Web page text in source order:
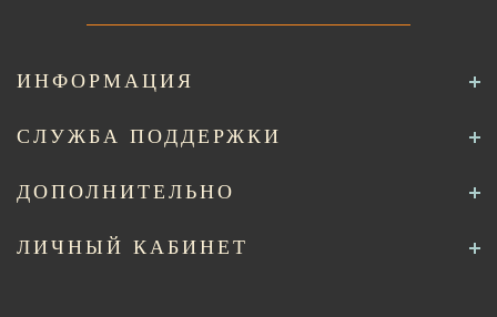
ИНФОРМАЦИЯ
СЛУЖБА ПОДДЕРЖКИ
ДОПОЛНИТЕЛЬНО
ЛИЧНЫЙ КАБИНЕТ